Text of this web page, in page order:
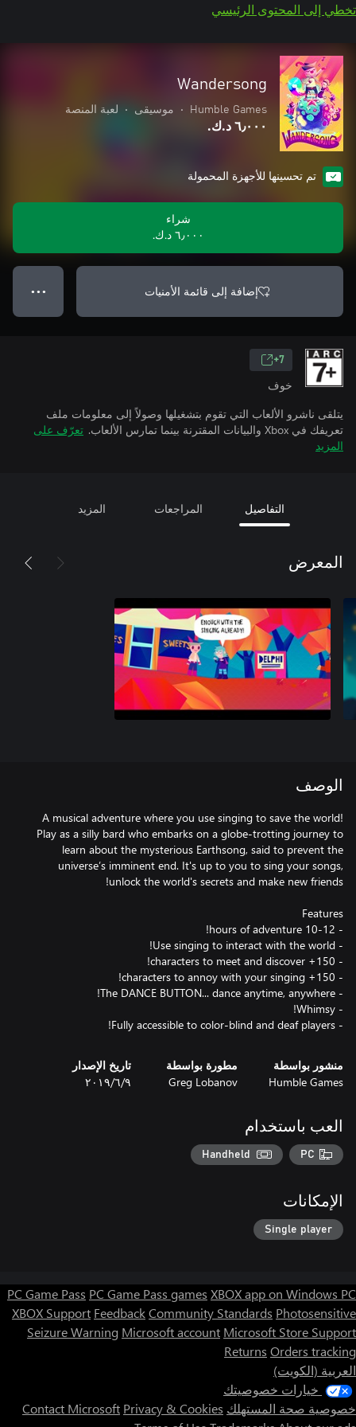
تخطي إلى المحتوى الرئيسي
Wandersong
Humble Games
• موسيقى • لعبة المنصة
٦٫٠٠٠ د.ك.‏
تم تحسينها للأجهزة المحمولة
شراء
٦٫٠٠٠ د.ك.‏
إضافة إلى قائمة الأمنيات ● ● ●
7+
خوف
يتلقى ناشرو الألعاب التي تقوم بتشغيلها وصولاً إلى معلومات ملف
تعريفك في Xbox والبيانات المقترنة بينما تمارس الألعاب.
تعرّف على
المزيد
التفاصيل المراجعات المزيد
المعرض
الوصف
A musical adventure where you use singing to save the world!
Play as a silly bard who embarks on a globe-trotting journey to
learn about the mysterious Earthsong, said to prevent the
universe’s imminent end. It's up to you to sing your songs,
- Fully accessible to color-blind and deaf players!
منشور بواسطة
Humble Games
مطورة بواسطة
Greg Lobanov
تاريخ الإصدار
٩‏/٦‏/٢٠١٩
العب باستخدام
PC
Handheld
الإمكانات
Single player
PC Game Pass PC Game Pass games XBOX app on Windows PC
XBOX Support FeedbackCommunity Standards Photosensitive
Seizure Warning Microsoft account Microsoft Store Support
Returns Orders tracking
العربية (الكويت)
خيارات خصوصيتك
خصوصية صحة المستهلك
Contact Microsoft Privacy & Cookies